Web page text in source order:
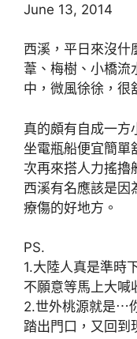
June 13, 2014
西溪，平日來沒什
葦、梅樹、小橋流
中，微風徐徐，很
真的頗有自成一方
坐電瓶船便宜簡單
次再來搭人力搖擼
西溪有名應該是因
療傷的好地方。
PS.
1.大陸人真是準時
不願意等馬上大喊
2.世外桃源就是⋯
踏出門口，又回到